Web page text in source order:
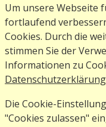
Um unsere Webseite
fortlaufend
Cookies. Durch die
stimmen Sie der
Informationen zu
Datenschutzerklärung
Die Cookie-
"Cookies zulassen"